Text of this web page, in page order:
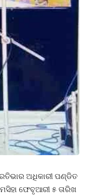
ଅଧିକାରୀ ପଣ୍ଡିତ
ଫେବୃଆରୀ ୫ ତାରିଖ